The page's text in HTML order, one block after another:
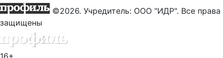
©2026. Учредитель: ООО "ИДР". Все права
защищены
16+